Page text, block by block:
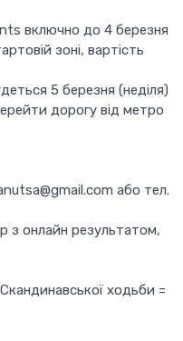
включно до 4 березня
зоні, вартість
5 березня (неділя)
дорогу від метро
або тел.
з онлайн результатом,
ходьби =